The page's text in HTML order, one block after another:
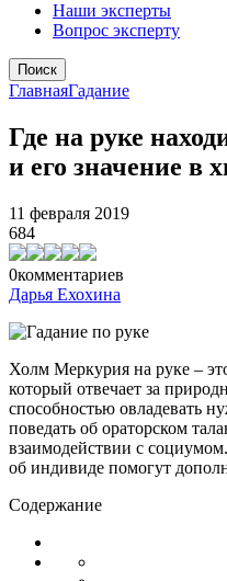
Наши эксперты
Вопрос эксперту
Поиск
ГлавнаяГадание
Где на руке
и его значение в
11 февраля 2019
684
0комментариев
Дарья Ехохина
Холм Меркурия на руке –
который отвечает за
способностью овладевать
поведать об ораторском
взаимодействии с
об индивиде помогут
Содержание